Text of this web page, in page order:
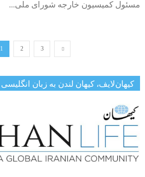
مسئول کمیسیون خارجه شورای ملی...
1 2 3
کیهان‌لایف، کیهان لندن به زبان انگلیسی